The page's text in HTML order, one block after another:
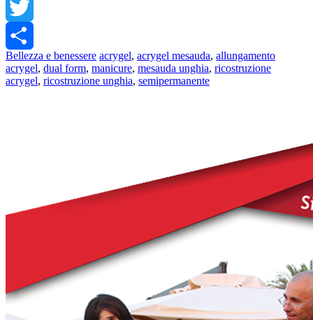
Messenger
Twitter
Share
Bellezza e benessere acrygel, acrygel mesauda, allungamento
acrygel, dual form, manicure, mesauda unghia, ricostruzione
acrygel, ricostruzione unghia, semipermanente